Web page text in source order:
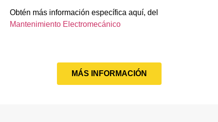
Obtén más información específica aquí, del
Mantenimiento Electromecánico
MÁS INFORMACIÓN